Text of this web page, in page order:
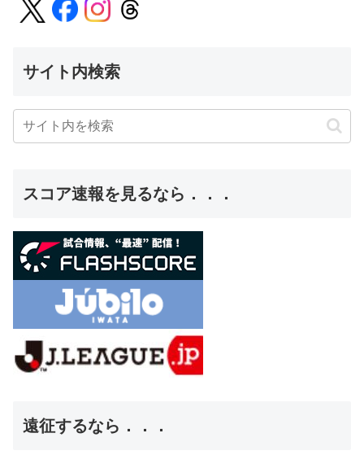
サイト内検索
スコア速報を見るなら．．．
遠征するなら．．．